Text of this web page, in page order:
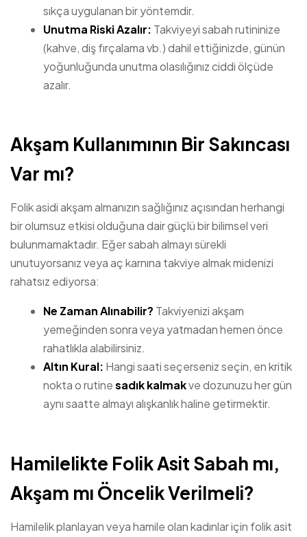
sıkça uygulanan bir yöntemdir.
Unutma Riski Azalır: Takviyeyi sabah rutininize
(kahve, diş fırçalama vb.) dahil ettiğinizde, günün
yoğunluğunda unutma olasılığınız ciddi ölçüde
azalır.
Akşam Kullanımının Bir Sakıncası
Var mı?
Folik asidi akşam almanızın sağlığınız açısından herhangi
bir olumsuz etkisi olduğuna dair güçlü bir bilimsel veri
bulunmamaktadır. Eğer sabah almayı sürekli
unutuyorsanız veya aç karnına takviye almak midenizi
rahatsız ediyorsa:
Ne Zaman Alınabilir? Takviyenizi akşam
yemeğinden sonra veya yatmadan hemen önce
rahatlıkla alabilirsiniz.
Altın Kural: Hangi saati seçerseniz seçin, en kritik
nokta o rutinesadık kalmakve dozunuzu her gün
aynı saatte almayı alışkanlık haline getirmektir.
Hamilelikte Folik Asit Sabah mı,
Akşam mı Öncelik Verilmeli?
Hamilelik planlayan veya hamile olan kadınlar için folik asit